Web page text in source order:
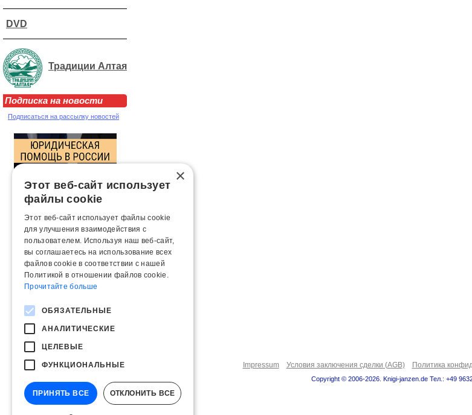
DVD
Традиции Алтая
Подписка на новости
Подписаться на рассылку новостей
Impressum Условия заключения сделки (AGB) Политика
Copyright © 2006-2026. Knigi-janzen.de Тел.: +49
×
Этот веб-сайт использует
файлы cookie
Этот веб-сайт использует файлы cookie
для улучшения взаимодействия с
пользователем. Используя наш веб-сайт,
вы соглашаетесь на использование всех
файлов cookie в соответствии с нашей
Политикой в ​​отношении файлов cookie.
Прочитайте больше
ОБЯЗАТЕЛЬНЫЕ
АНАЛИТИЧЕСКИЕ
ЦЕЛЕВЫЕ
ФУНКЦИОНАЛЬНЫЕ
ПРИНЯТЬ ВСЕ ОТКЛОНИТЬ ВСЕ